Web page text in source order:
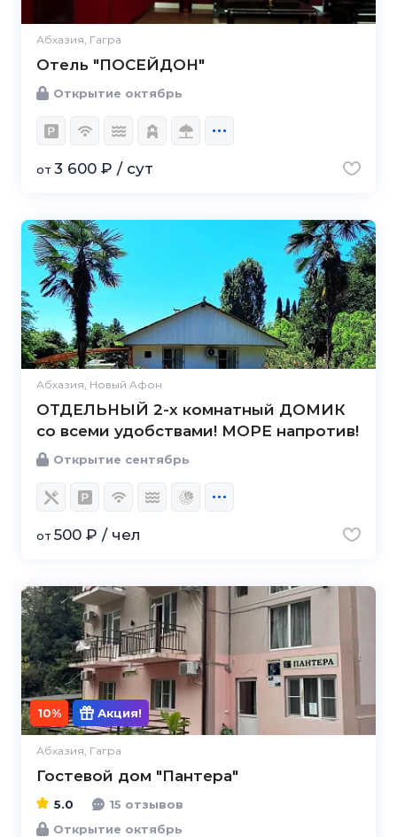
Абхазия, Гагра
Отель "ПОСЕЙДОН"
Открытие октябрь
от 3 600 ₽ / сут
Абхазия, Новый Афон
ОТДЕЛЬНЫЙ 2-х комнатный ДОМИК
со всеми удобствами! МОРЕ напротив!
Открытие сентябрь
от 500 ₽ / чел
10% Акция!
Абхазия, Гагра
Гостевой дом "Пантера"
5.0
5.0
15 отзывов
Открытие октябрь